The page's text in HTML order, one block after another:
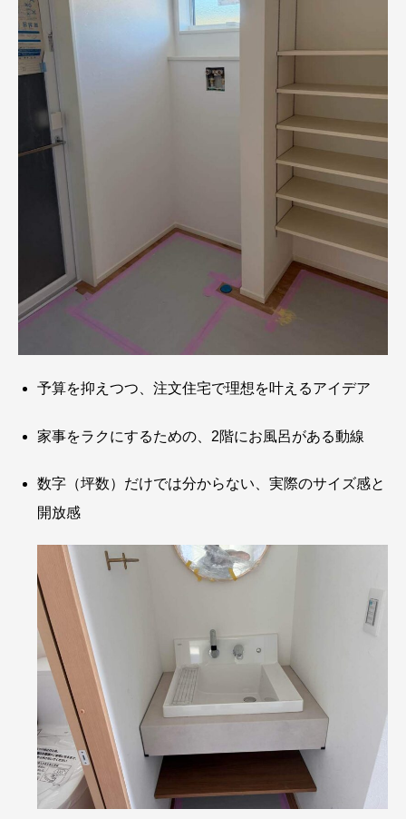
予算を抑えつつ、注文住宅で理想を叶えるアイデア
家事をラクにするための、2階にお風呂がある動線
数字（坪数）だけでは分からない、実際のサイズ感と
開放感